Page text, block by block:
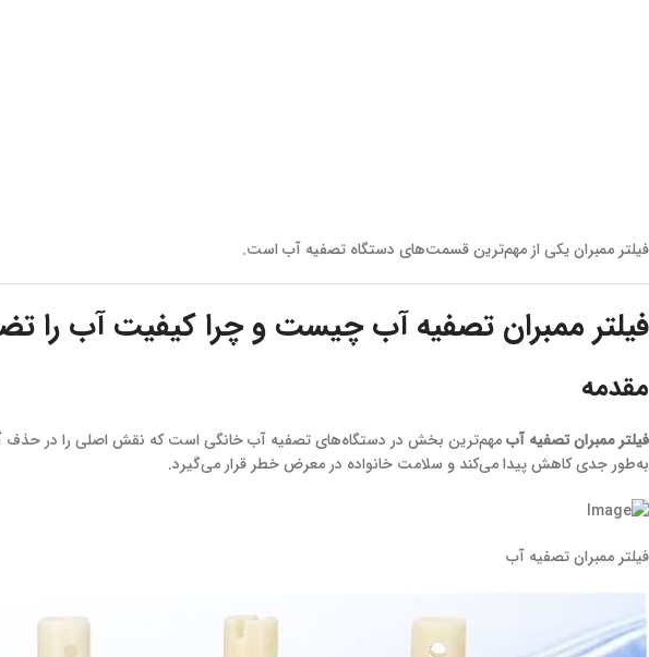
فیلتر ممبران یکی از مهم‌ترین قسمت‌های دستگاه تصفیه آب است.
فیلتر ممبران تصفیه آب چیست و چرا کیفیت آب را
مقدمه
فیلتر ممبران تصفیه آبمهم‌ترین بخش در دستگاه‌های تصفیه آب خانگی است که نقش اصلی را در حذف
به‌طور جدی کاهش پیدا می‌کند و سلامت خانواده در معرض خطر قرار می‌گیرد.
فیلتر ممبران تصفیه آب